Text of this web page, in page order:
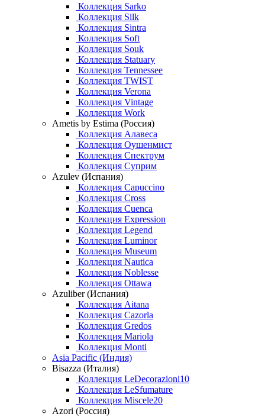
Коллекция Sarko
Коллекция Silk
Коллекция Sintra
Коллекция Soft
Коллекция Souk
Коллекция Statuary
Коллекция Tennessee
Коллекция TWIST
Коллекция Verona
Коллекция Vintage
Коллекция Work
Ametis by Estima (Россия)
Коллекция Алавеса
Коллекция Оушенмист
Коллекция Спектрум
Коллекция Суприм
Azulev (Испания)
Коллекция Capuccino
Коллекция Cross
Коллекция Cuenca
Коллекция Expression
Коллекция Legend
Коллекция Luminor
Коллекция Museum
Коллекция Nautica
Коллекция Noblesse
Коллекция Ottawa
Azuliber (Испания)
Коллекция Aitana
Коллекция Cazorla
Коллекция Gredos
Коллекция Mariola
Коллекция Monti
Asia Pacific (Индия)
Bisazza (Италия)
Коллекция LeDecorazioni10
Коллекция LeSfumature
Коллекция Miscele20
Azori (Россия)